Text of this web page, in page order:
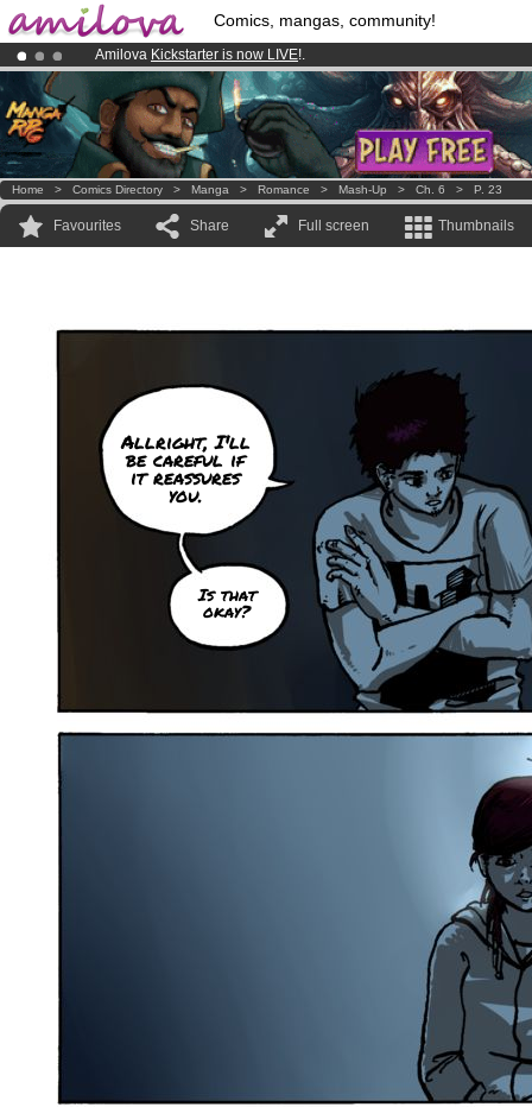
Comics, mangas, community!
Amilova Kickstarter is now LIVE!.
Premium membership from3.95 eurosper month !Get membership
Already 100000 membersand 1000 comics & mangas!.
Home > Comics Directory > Manga > Romance > Mash-Up > Ch. 6 > P. 23
Favourites Share Full screen Thumbnails
Allright, I'll
be careful if
it reassures
you.
Is that
okay?